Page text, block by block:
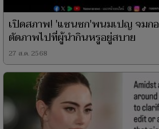
เปิดสภาพ! 'แซนซก'พนมเปญ จมก
ตัดภาพไปที่ผู้นำกินหรูอยู่สบาย
27 ส.ค. 2568